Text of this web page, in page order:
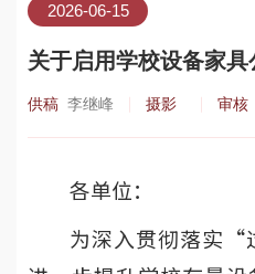
2026-06-15
关于启用学校设备家
供稿 李继峰 摄影 审核
各单位：
为深入贯彻落实“